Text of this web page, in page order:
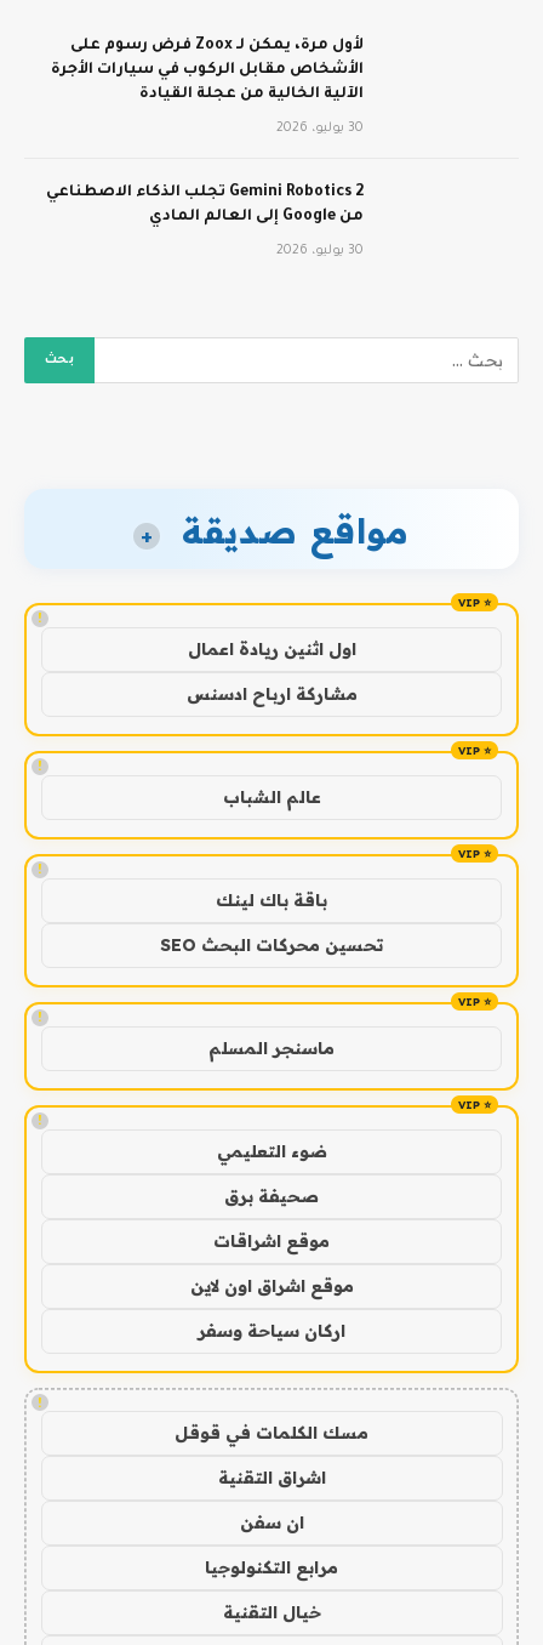
لأول مرة، يمكن لـ Zoox فرض رسوم على
الأشخاص مقابل الركوب في سيارات الأجرة
الآلية الخالية من عجلة القيادة
30 يوليو، 2026
Gemini Robotics 2 تجلب الذكاء الاصطناعي
من Google إلى العالم المادي
30 يوليو، 2026
مواقع صديقة +
!
اول اثنين ريادة اعمال
مشاركة ارباح ادسنس
!
عالم الشباب
!
باقة باك لينك
تحسين محركات البحث SEO
!
ماسنجر المسلم
!
ضوء التعليمي
صحيفة برق
موقع اشراقات
موقع اشراق اون لاين
اركان سياحة وسفر
!
مسك الكلمات في قوقل
اشراق التقنية
ان سفن
مرابع التكنولوجيا
خيال التقنية